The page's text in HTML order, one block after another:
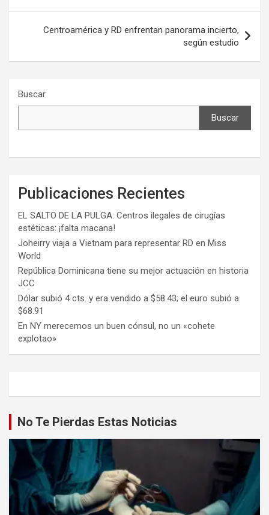
entradas
Centroamérica y RD enfrentan panorama incierto,
según estudio
Buscar
Buscar
Publicaciones Recientes
EL SALTO DE LA PULGA: Centros ilegales de cirugías
estéticas: ¡falta macana!
Joheirry viaja a Vietnam para representar RD en Miss
World
República Dominicana tiene su mejor actuación en historia
JCC
Dólar subió 4 cts. y era vendido a $58.43; el euro subió a
$68.91
En NY merecemos un buen cónsul, no un «cohete
explotao»
No Te Pierdas Estas Noticias